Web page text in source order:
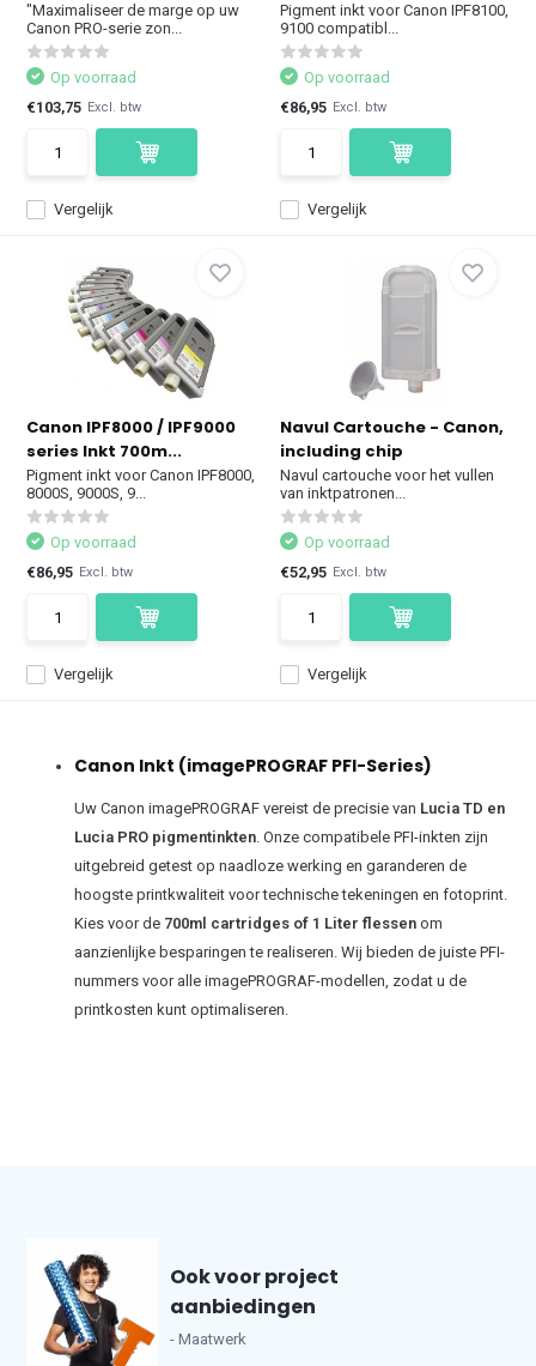
"Maximaliseer de marge op uw
Canon PRO-serie zon...
Vergelijk
Op voorraad
€103,75 Excl. btw
Pigment inkt voor Canon IPF8100,
9100 compatibl...
Vergelijk
Op voorraad
€86,95 Excl. btw
Canon IPF8000 / IPF9000
series Inkt 700m...
Pigment inkt voor Canon IPF8000,
8000S, 9000S, 9...
Vergelijk
Op voorraad
€86,95 Excl. btw
Navul Cartouche - Canon,
including chip
Navul cartouche voor het vullen
van inktpatronen...
Vergelijk
Op voorraad
€52,95 Excl. btw
Canon Inkt (imagePROGRAF PFI-Series)
Uw Canon imagePROGRAF vereist de precisie van Lucia TD en
Lucia PRO pigmentinkten. Onze compatibele PFI-inkten zijn
uitgebreid getest op naadloze werking en garanderen de
hoogste printkwaliteit voor technische tekeningen en fotoprint.
Kies voor de 700ml cartridges of 1 Liter flessen om
aanzienlijke besparingen te realiseren. Wij bieden de juiste PFI-
nummers voor alle imagePROGRAF-modellen, zodat u de
printkosten kunt optimaliseren.
Ook voor project
aanbiedingen
- Maatwerk